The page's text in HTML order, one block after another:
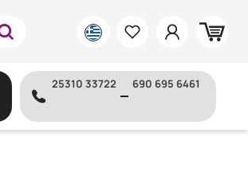
25310 33722 690 695 6461